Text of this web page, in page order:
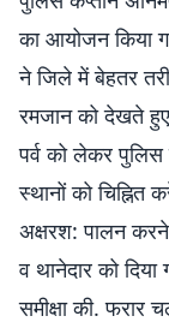
का आयोजन किया
ने जिले में बेहतर
रमजान को देखते
पर्व को लेकर
स्थानों को
अक्षरश: पालन करने
व थानेदार को
समीक्षा की. फरार